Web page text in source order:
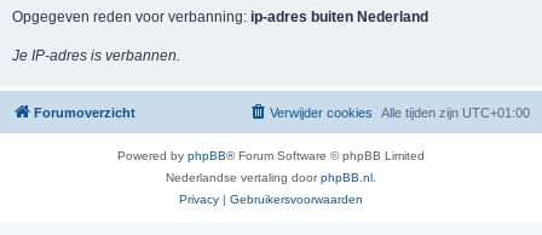
Opgegeven reden voor verbanning: ip-adres buiten Nederland
Je IP-adres is verbannen.
Forumoverzicht Alle tijden zijn UTC+01:00
Verwijder cookies
Powered by phpBB® Forum Software © phpBB Limited
Nederlandse vertaling doorphpBB.nl
Privacy | Gebruikersvoorwaarden